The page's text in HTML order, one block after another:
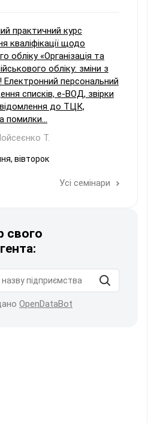
практичний курс
кваліфікації щодо
обліку «Організація та
обліку: зміни з
Електронний персональний
списків, е-ВОД, звірки
до ТЦК,
помилки...
Т.
вівторок
Усі семінари
свого
OpenDataBot